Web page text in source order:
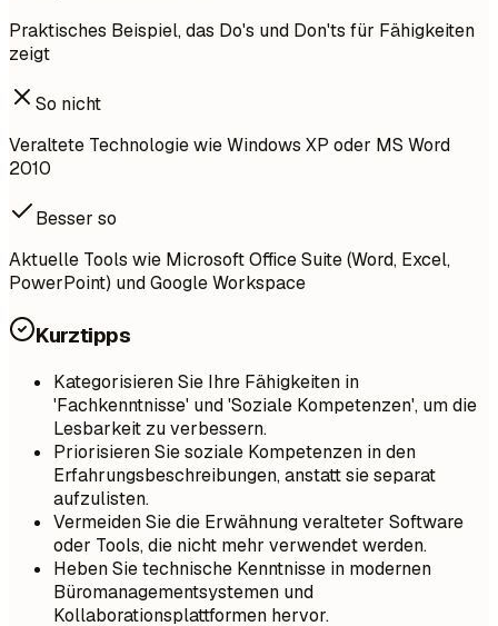
Praktisches Beispiel, das Do's und Don'ts für Fähigkeiten
zeigt
So nicht
Veraltete Technologie wie Windows XP oder MS Word
2010
Besser so
Aktuelle Tools wie Microsoft Office Suite (Word, Excel,
PowerPoint) und Google Workspace
Kurztipps
Kategorisieren Sie Ihre Fähigkeiten in
'Fachkenntnisse' und 'Soziale Kompetenzen', um die
Lesbarkeit zu verbessern.
Priorisieren Sie soziale Kompetenzen in den
Erfahrungsbeschreibungen, anstatt sie separat
aufzulisten.
Vermeiden Sie die Erwähnung veralteter Software
oder Tools, die nicht mehr verwendet werden.
Heben Sie technische Kenntnisse in modernen
Büromanagementsystemen und
Kollaborationsplattformen hervor.